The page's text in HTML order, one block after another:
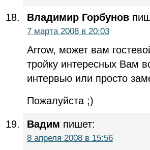
Владимир Горбунов
7 марта 2008 в 20:03
Arrow, может вам
тройку интересных Вам
интервью или просто
Пожалуйста ;)
Вадим пишет:
8 апреля 2008 в 15:56